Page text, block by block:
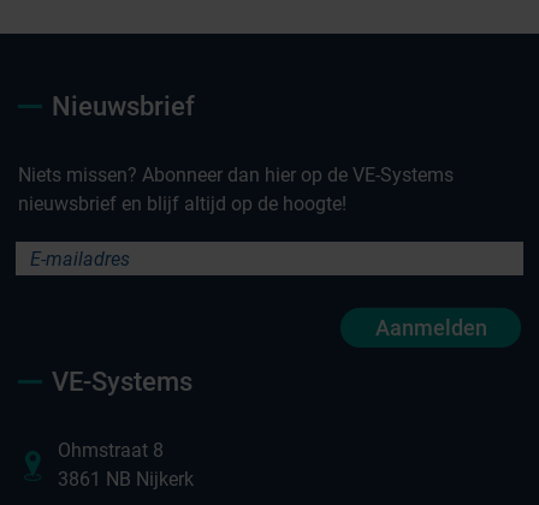
Nieuwsbrief
Niets missen? Abonneer dan hier op de VE-Systems
nieuwsbrief en blijf altijd op de hoogte!
Aanmelden
VE-Systems
Ohmstraat 8
3861 NB Nijkerk